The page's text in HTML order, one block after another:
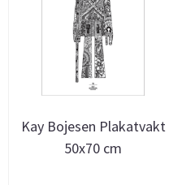
Kay Bojesen Plakatvakt
50x70 cm